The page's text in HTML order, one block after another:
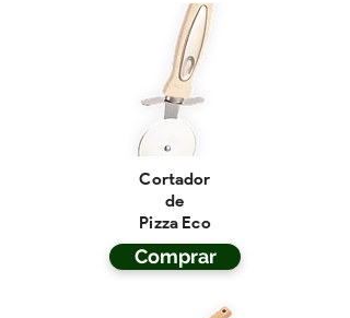
Cortador
de
Pizza Eco
Comprar